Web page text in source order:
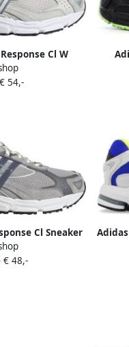
Cl W
Schoenen
beschikbare
54,-
Cl Sneaker
metal grey
maat: 45 1 3
€ 48,-